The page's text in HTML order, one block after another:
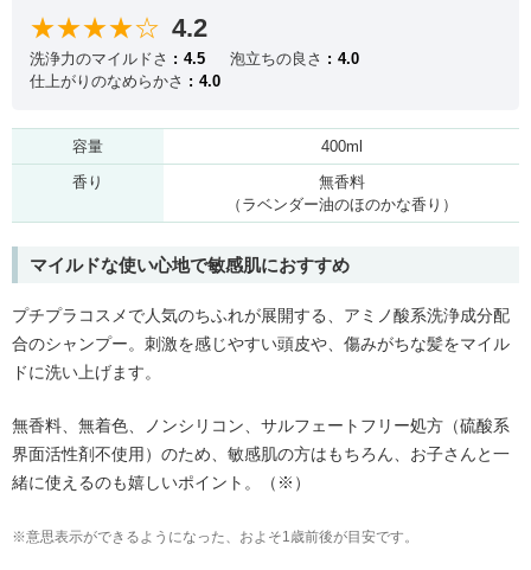
★★★★☆ 4.2
洗浄力のマイルドさ 4.5 泡立ちの良さ
4.0
仕上がりのなめらかさ
4.0
容量
400ml
香り
無香料
（ラベンダー油のほのかな香り）
マイルドな使い心地で敏感肌におすすめ
プチプラコスメで人気のちふれが展開する、アミノ酸系洗浄成分配
合のシャンプー。刺激を感じやすい頭皮や、傷みがちな髪をマイル
ドに洗い上げます。
無香料、無着色、ノンシリコン、サルフェートフリー処方（硫酸系
界面活性剤不使用）のため、敏感肌の方はもちろん、お子さんと一
緒に使えるのも嬉しいポイント。（※）
※意思表示ができるようになった、およそ1歳前後が目安です。